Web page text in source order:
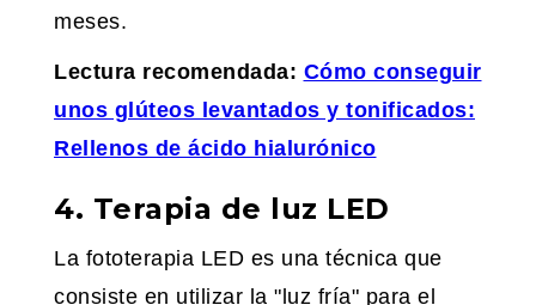
meses.
Lectura recomendada: Cómo conseguir
unos glúteos levantados y tonificados:
Rellenos de ácido hialurónico
4. Terapia de luz LED
La fototerapia LED es una técnica que
consiste en utilizar la "luz fría" para el